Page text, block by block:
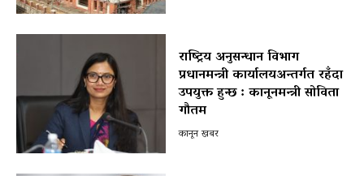
राष्ट्रिय अनुसन्धान विभाग
प्रधानमन्त्री कार्यालयअन्तर्गत रहँदा
उपयुक्त हुन्छ : कानूनमन्त्री सोविता
गौतम
कानून खबर